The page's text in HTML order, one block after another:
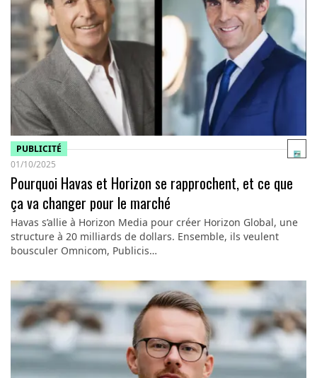
PUBLICITÉ
01/10/2025
Pourquoi Havas et Horizon se rapprochent, et ce que
ça va changer pour le marché
Havas s’allie à Horizon Media pour créer Horizon Global, une
structure à 20 milliards de dollars. Ensemble, ils veulent
bousculer Omnicom, Publicis…